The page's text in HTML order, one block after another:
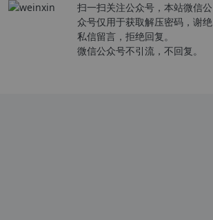
扫一扫关注公众号，本站微信公
众号仅用于获取解压密码，谢绝
私信留言，拒绝回复。
微信公众号不引流，不回复。